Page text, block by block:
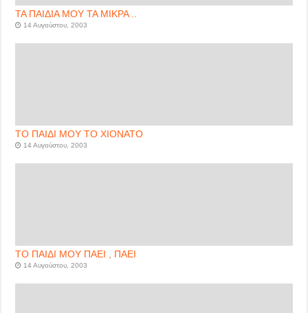
ΤΑ ΠΑΙΔΙΑ ΜΟΥ ΤΑ ΜΙΚΡΑ ..
14 Αυγούστου, 2003
ΤΟ ΠΑΙΔΙ ΜΟΥ ΤΟ ΧΙΟΝΑΤΟ
14 Αυγούστου, 2003
ΤΟ ΠΑΙΔΙ ΜΟΥ ΠΑΕΙ , ΠΑΕΙ
14 Αυγούστου, 2003